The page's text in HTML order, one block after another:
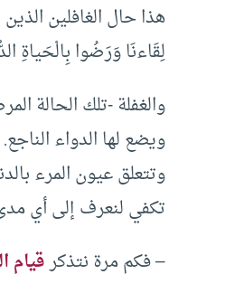
هذا حال الغافلين
لِقَاءنَا وَرَضُوا بِالْحَياةِ
والغفلة -تلك الحالة
ويضع لها الدواء
وتتعلق عيون المرء
تكفي لنعرف إلى أي
– فكم مرة نتذكرقيام